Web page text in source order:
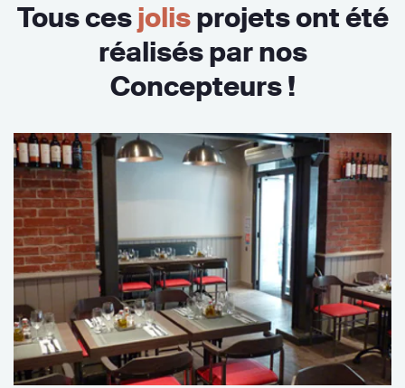
Tous cesjolisprojets ont été
réalisés par nos
Concepteurs !